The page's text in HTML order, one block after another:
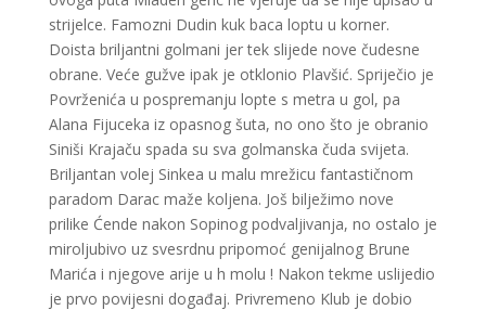
strijelce. Famozni Dudin kuk baca loptu u korner.
Doista briljantni golmani jer tek slijede nove čudesne
obrane. Veće gužve ipak je otklonio Plavšić. Spriječio je
Povrženića u pospremanju lopte s metra u gol, pa
Alana Fijuceka iz opasnog šuta, no ono što je obranio
Siniši Krajaču spada su sva golmanska čuda svijeta.
Briljantan volej Sinkea u malu mrežicu fantastičnom
paradom Darac maže koljena. Još bilježimo nove
prilike Ćende nakon Sopinog podvaljivanja, no ostalo je
miroljubivo uz svesrdnu pripomoć genijalnog Brune
Marića i njegove arije u h molu ! Nakon tekme uslijedio
je prvo povijesni događaj. Privremeno Klub je dobio